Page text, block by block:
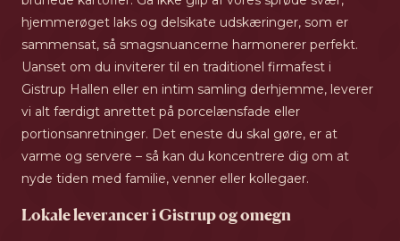
hjemmerøget laks og delsikate udskæringer, som er
sammensat, så smagsnuancerne harmonerer perfekt.
Uanset om du inviterer til en traditionel firmafest i
Gistrup Hallen eller en intim samling derhjemme, leverer
vi alt færdigt anrettet på porcelænsfade eller
portionsanretninger. Det eneste du skal gøre, er at
varme og servere – så kan du koncentrere dig om at
nyde tiden med familie, venner eller kollegaer.
Lokale leverancer i Gistrup og omegn